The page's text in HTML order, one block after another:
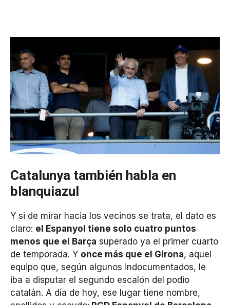
Catalunya también habla en
blanquiazul
Y si de mirar hacia los vecinos se trata, el dato es
claro: el Espanyol tiene solo cuatro puntos
menos que el Barça superado ya el primer cuarto
de temporada. Y once más que el Girona, aquel
equipo que, según algunos indocumentados, le
iba a disputar el segundo escalón del podio
catalán. A día de hoy, ese lugar tiene nombre,